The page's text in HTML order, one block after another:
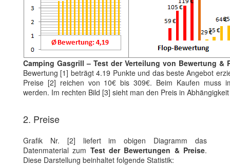
Camping Gasgrill – Test der Verteilung von Bewertung &
Bewertung [1] beträgt 4.19 Punkte und das beste Angebot
Preise [2] reichen von 10€ bis 309€. Beim Kaufen muss
werden. Im rechten Bild [3] sieht man den Preis in
2. Preise
Grafik Nr. [2] liefert im obigen Diagramm das
Datenmaterial zum Test der Bewertungen & Preise.
Diese Darstellung beinhaltet folgende Statistik: